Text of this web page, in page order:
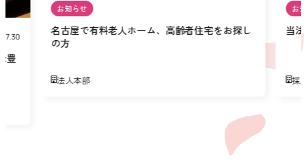
豊
お知らせ
名古屋で有料老人ホーム、高齢者住宅をお探し
の方
法人本部
お
当
採